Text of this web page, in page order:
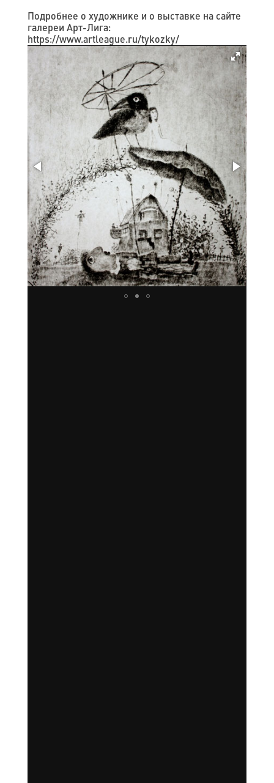
Подробнее о художнике и о выставке на сайте
галереи Арт-Лига:
https://www.artleague.ru/tykozky/